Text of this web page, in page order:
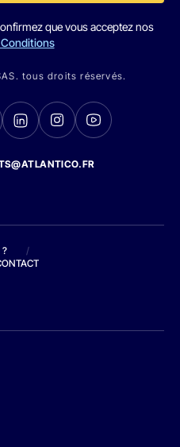
que vous acceptez nos
tous droits réservés.
?
/